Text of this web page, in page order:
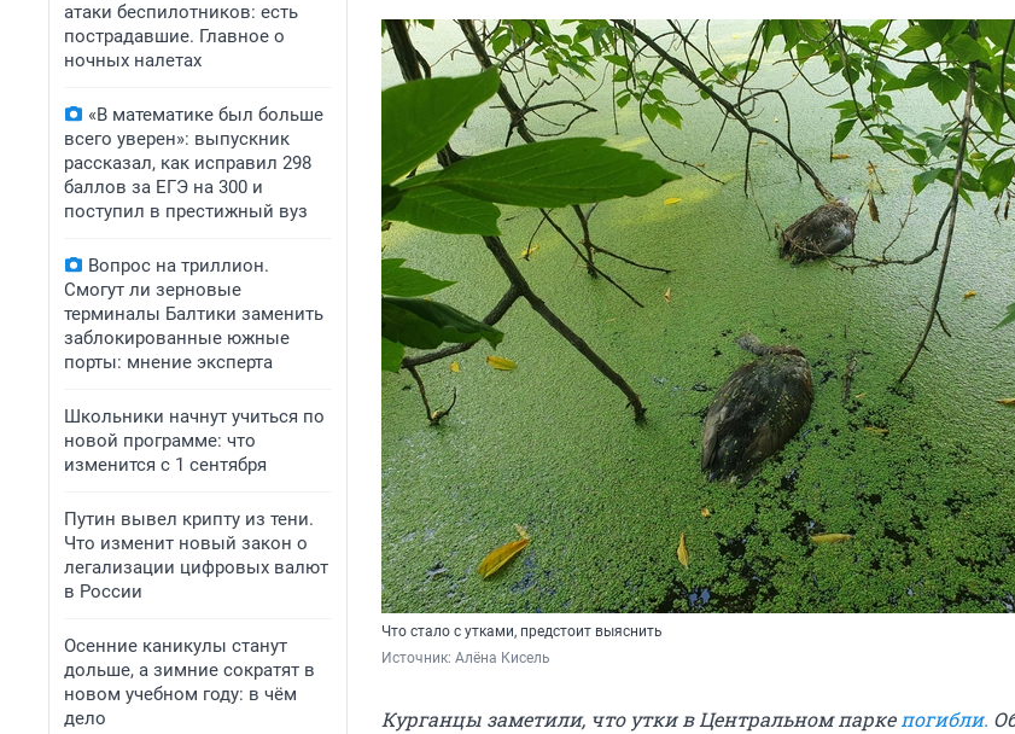
атаки беспилотников: есть
пострадавшие. Главное о
ночных налетах
«В математике был больше
всего уверен»: выпускник
рассказал, как исправил 298
баллов за ЕГЭ на 300 и
поступил в престижный вуз
Вопрос на триллион.
Смогут ли зерновые
терминалы Балтики заменить
заблокированные южные
порты: мнение эксперта
Школьники начнут учиться по
новой программе: что
изменится с 1 сентября
Путин вывел крипту из тени.
Что изменит новый закон о
легализации цифровых валют
в России
Осенние каникулы станут
дольше, а зимние сократят в
новом учебном году: в чём
дело
Что стало с утками, предстоит выяснить
Источник: Алёна Кисель
Курганцы заметили, что утки в Центральном парке погибли.